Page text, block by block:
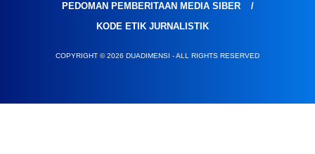
PEDOMAN PEMBERITAAN MEDIA SIBER
KODE ETIK JURNALISTIK
COPYRIGHT © 2026 DUADIMENSI - ALL RIGHTS RESERVED